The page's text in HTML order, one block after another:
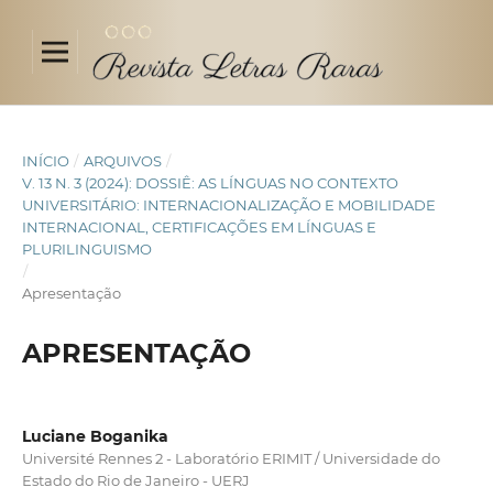
INÍCIO / ARQUIVOS /
V. 13 N. 3 (2024): DOSSIÊ: AS LÍNGUAS NO CONTEXTO
UNIVERSITÁRIO: INTERNACIONALIZAÇÃO E MOBILIDADE
INTERNACIONAL, CERTIFICAÇÕES EM LÍNGUAS E
PLURILINGUISMO
/
Apresentação
APRESENTAÇÃO
Luciane Boganika
Université Rennes 2 - Laboratório ERIMIT / Universidade do
Estado do Rio de Janeiro - UERJ